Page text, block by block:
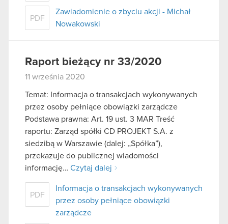
PDF
Zawiadomienie o zbyciu akcji - Michał
Nowakowski
Raport bieżący nr 33/2020
11 września 2020
Temat: Informacja o transakcjach wykonywanych
przez osoby pełniące obowiązki zarządcze
Podstawa prawna: Art. 19 ust. 3 MAR Treść
raportu: Zarząd spółki CD PROJEKT S.A. z
siedzibą w Warszawie (dalej: „Spółka”),
przekazuje do publicznej wiadomości
informację… Czytaj dalej
PDF
Informacja o transakcjach wykonywanych
przez osoby pełniące obowiązki
zarządcze